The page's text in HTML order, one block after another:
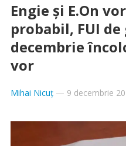
Engie și E.On
probabil, FUI de
decembrie
vor
Mihai Nicuț— 9 decembrie